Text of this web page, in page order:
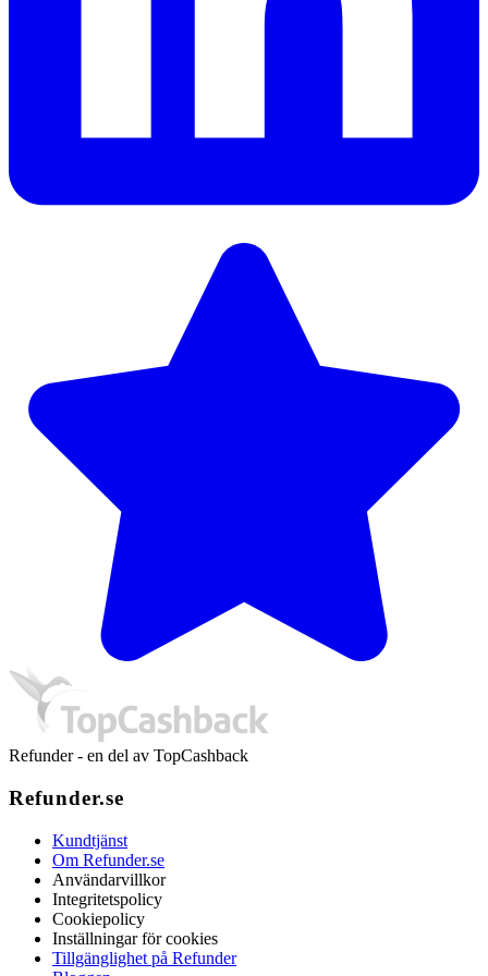
Refunder - en del av TopCashback
Refunder.se
Kundtjänst
Om Refunder.se
Användarvillkor
Integritetspolicy
Cookiepolicy
Inställningar för cookies
Tillgänglighet på Refunder